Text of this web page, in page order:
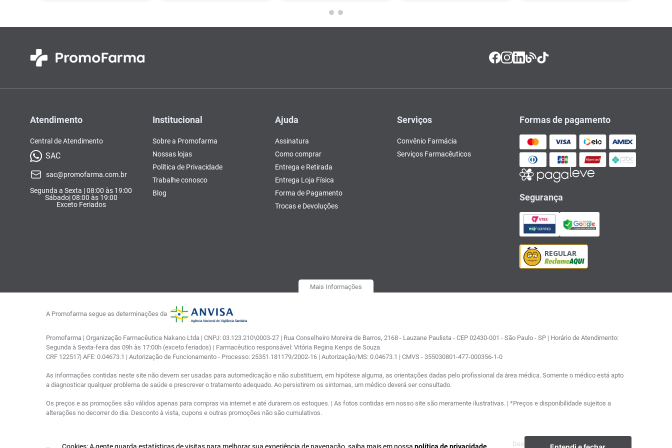
Atendimento
Central de Atendimento
SAC
sac@promofarma.com.br
Segunda a Sexta | 08:00 às 19:00
Sábado| 08:00 às 19:00
Exceto Feriados
Institucional
Sobre a Promofarma
Nossas lojas
Política de Privacidade
Trabalhe conosco
Blog
Ajuda
Assinatura
Como comprar
Entrega e Retirada
Entrega Loja Física
Forma de Pagamento
Trocas e Devoluções
Serviços
Convênio Farmácia
Serviços Farmacêuticos
Formas de pagamento
Segurança
Mais Informações
A Promofarma segue as determinações da
Promofarma | Organização Farmacêutica Nakano Ltda | CNPJ: 03.123.210\0003-27 | Rua Conselheiro Moreira de Barros, 2168 - Lauzane Paulista - CEP 02430-001 - São Paulo - SP | Horário de Atendimento:
Segunda à Sexta-feira das 09h às 17:00h (exceto feriados) | Farmacêutico responsável: Vitória Regina Kenps de Souza
CRF 122517| AFE: 0.04673.1 | Autorização de Funcionamento - Processo: 25351.181179/2002-16 | Autorização/MS: 0.04673.1 | CMVS - 355030801-477-000356-1-0
As informações contidas neste site não devem ser usadas para automedicação e não substituem, em hipótese alguma, as orientações dadas pelo profissional da área médica. Somente o médico está apto
a diagnosticar qualquer problema de saúde e prescrever o tratamento adequado. Ao persistirem os sintomas, um médico deverá ser consultado.
Os preços e as promoções são válidos apenas para compras via internet e até durarem os estoques. | As fotos contidas em nosso site são meramente ilustrativas. | *Preços e disponibilidade sujeitos a
alterações no decorrer do dia. Desconto à vista, cupons e outras promoções não são cumulativos.
Desenvolvimento Plataforma